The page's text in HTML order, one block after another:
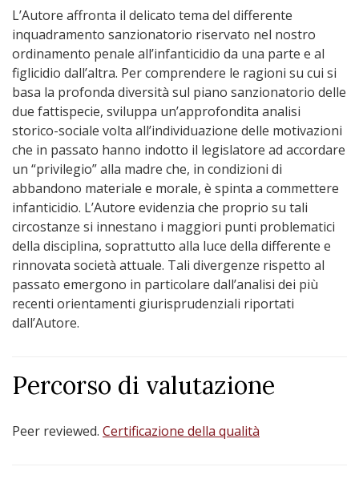
L’Autore affronta il delicato tema del differente
inquadramento sanzionatorio riservato nel nostro
ordinamento penale all’infanticidio da una parte e al
figlicidio dall’altra. Per comprendere le ragioni su cui si
basa la profonda diversità sul piano sanzionatorio delle
due fattispecie, sviluppa un’approfondita analisi
storico-sociale volta all’individuazione delle motivazioni
che in passato hanno indotto il legislatore ad accordare
un “privilegio” alla madre che, in condizioni di
abbandono materiale e morale, è spinta a commettere
infanticidio. L’Autore evidenzia che proprio su tali
circostanze si innestano i maggiori punti problematici
della disciplina, soprattutto alla luce della differente e
rinnovata società attuale. Tali divergenze rispetto al
passato emergono in particolare dall’analisi dei più
recenti orientamenti giurisprudenziali riportati
dall’Autore.
Percorso di valutazione
Peer reviewed. Certificazione della qualità